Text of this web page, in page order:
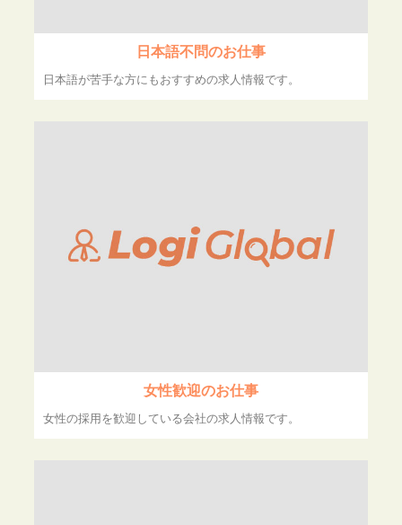
日本語不問のお仕事
日本語が苦手な方にもおすすめの求人情報です。
女性歓迎のお仕事
女性の採用を歓迎している会社の求人情報です。